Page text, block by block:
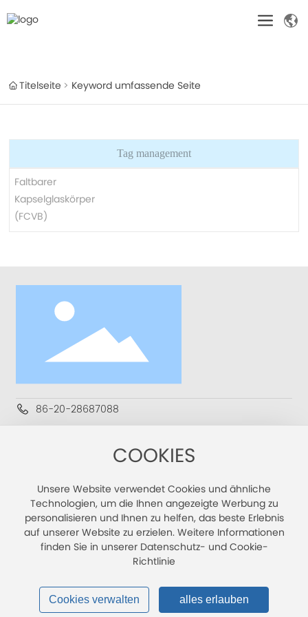
Titelseite Keyword umfassende Seite
Tag management
Faltbarer
Kapselglaskörper
(FCVB)
86-20-28687088
Gebäude 11, Nr. 6,Nan jiang 2. Straße, Zhu jiang Straße,
www.vesber.cn
COOKIES
Unsere Website verwendet Cookies und ähnliche
Technologien, um die Ihnen angezeigte Werbung zu
personalisieren und Ihnen zu helfen, das beste Erlebnis
auf unserer Website zu erzielen. Weitere Informationen
finden Sie in unserer Datenschutz- und Cookie-
Richtlinie
Cookies verwalten alles erlauben
SEO TagsDatenschutz richtlinie